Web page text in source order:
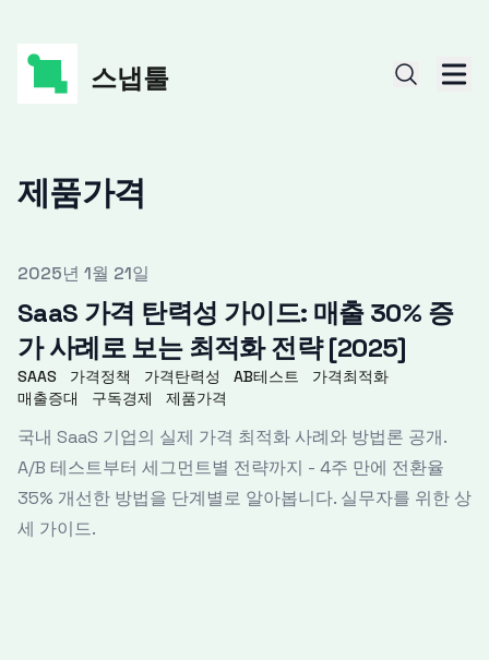
스냅툴
제품가격
Published on
2025년 1월 21일
SaaS 가격 탄력성 가이드: 매출 30% 증
가 사례로 보는 최적화 전략 [2025]
SAAS 가격정책 가격탄력성 AB테스트
가격최적화
매출증대
구독경제 제품가격
국내 SaaS 기업의 실제 가격 최적화 사례와 방법론 공개.
A/B 테스트부터 세그먼트별 전략까지 - 4주 만에 전환율
35% 개선한 방법을 단계별로 알아봅니다. 실무자를 위한 상
세 가이드.